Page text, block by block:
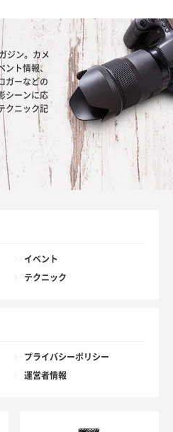
ジン。カメ
ント情報、
ガーなどの
シーンに応
クニック記
イベント
テクニック
プライバシーポリシー
運営者情報